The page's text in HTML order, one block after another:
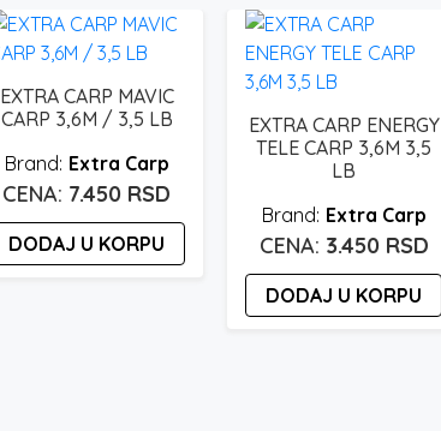
EXTRA CARP MAVIC
CARP 3,6M / 3,5 LB
Extra Carp
7.450 RSD
DODAJ U KORPU
EXTRA CARP ENERGY
TELE CARP 3,6M 3,5
LB
Extra Carp
3.450 RSD
DODAJ U KORPU